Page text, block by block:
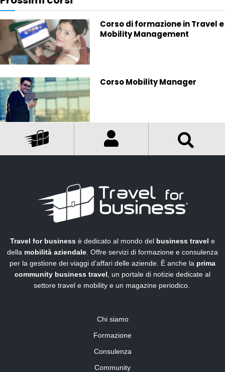
Corso di formazione in Travel e
Mobility Management
Corso Mobility Manager
Travel for business è dedicato al mondo del business travel e
della mobilità aziendale. Offre servizi di formazione e consulenza
per la gestione dei viaggi d’affari delle aziende. È anche la prima
community business travel, un portale di notizie dedicate al
settore travel e mobility e un magazine periodico.
Chi siamo
Formazione
Consulenza
Community